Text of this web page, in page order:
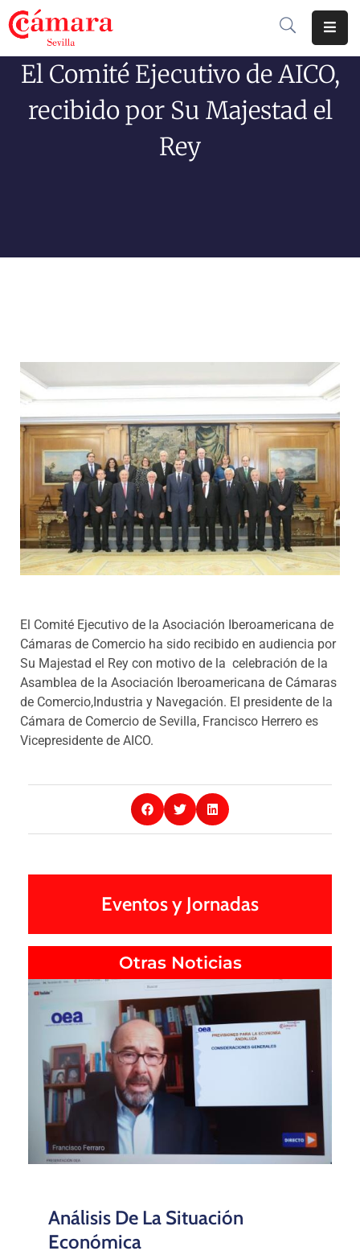
Cámara
Comercio
Programas
El Comité Ejecutivo de AICO,
recibido por Su Majestad el
Rey
El Comité Ejecutivo de la Asociación Iberoamericana de
Cámaras de Comercio ha sido recibido en audiencia por
Su Majestad el Rey con motivo de la celebración de la
Asamblea de la Asociación Iberoamericana de Cámaras
de Comercio,Industria y Navegación. El presidente de la
Cámara de Comercio de Sevilla, Francisco Herrero es
Vicepresidente de AICO.
Eventos y Jornadas
Otras Noticias
Análisis De La Situación
Económica